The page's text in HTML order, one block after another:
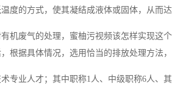
度的方式，使其凝结成液体或固体，从而
机废气的处理，蜜柚污视频该怎样实现这
根据具体情况，选用恰当的排放处理方法
专业人才；其中职称1人、中级职称6人、